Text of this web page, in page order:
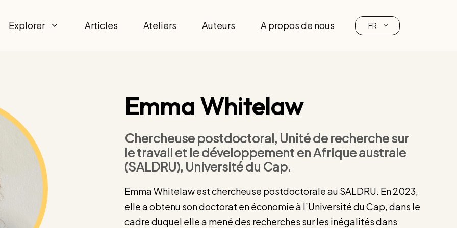
Explorer Articles Ateliers Auteurs A propos de nous FR
Emma Whitelaw
Chercheuse postdoctoral, Unité de recherche sur
le travail et le développement en Afrique australe
(SALDRU), Université du Cap.
Emma Whitelaw est chercheuse postdoctorale au SALDRU. En 2023,
elle a obtenu son doctorat en économie à l’Université du Cap, dans le
cadre duquel elle a mené des recherches sur les inégalités dans